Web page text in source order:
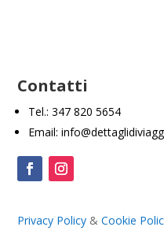
Contatti
Tel.: 347 820 5654
Email:
Privacy Policy &Cookie